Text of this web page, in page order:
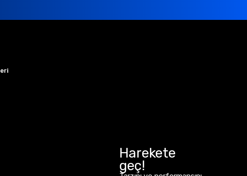
Harekete
geç!